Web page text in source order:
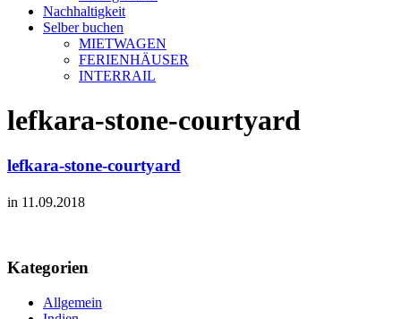
Nachhaltigkeit
Selber buchen
MIETWAGEN
FERIENHÄUSER
INTERRAIL
lefkara-stone-courtyard
lefkara-stone-courtyard
in 11.09.2018
Kategorien
Allgemein